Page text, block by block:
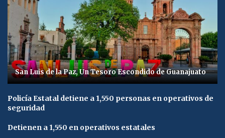
San Luis de la Paz, Un Tesoro Escondido de Guanajuato
Policía Estatal detiene a 1,550 personas en operativos de
seguridad
Detienen a 1,550 en operativos estatales